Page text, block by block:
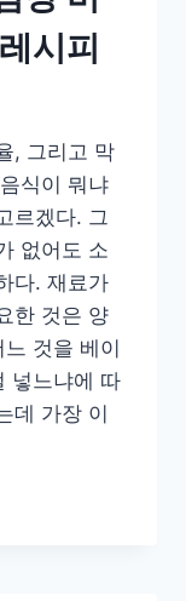
시피
, 그리고 막
식이 뭐냐
르겠다. 그
없어도 소
다. 재료가
한 것은 양
것을 베이
넣느냐에 따
데 가장 이